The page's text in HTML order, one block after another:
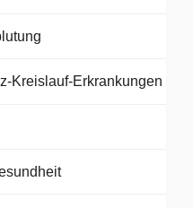
Kreislauf-Erkrankungen